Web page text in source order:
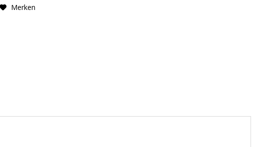
Merken